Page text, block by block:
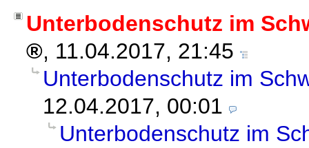
Unterbodenschutz im
, 11.04.2017, 21:45
Unterbodenschutz im
12.04.2017, 00:01
Unterbodenschutz im